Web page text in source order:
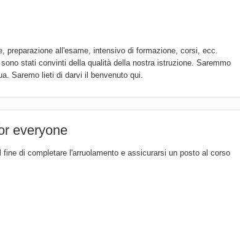
preparazione all'esame, intensivo di formazione, corsi, ecc.
stati convinti della qualità della nostra istruzione. Saremmo
Saremo lieti di darvi il benvenuto qui.
everyone
di completare l'arruolamento e assicurarsi un posto al corso